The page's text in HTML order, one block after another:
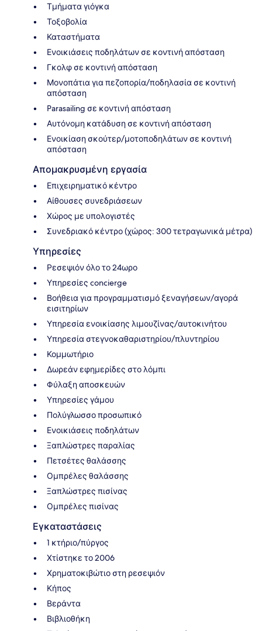
Τμήματα γιόγκα
Τοξοβολία
Καταστήματα
Ενοικιάσεις ποδηλάτων σε κοντινή απόσταση
Γκολφ σε κοντινή απόσταση
Μονοπάτια για πεζοπορία/ποδηλασία σε κοντινή
απόσταση
Parasailing σε κοντινή απόσταση
Αυτόνομη κατάδυση σε κοντινή απόσταση
Ενοικίαση σκούτερ/μοτοποδηλάτων σε κοντινή
απόσταση
Απομακρυσμένη εργασία
Επιχειρηματικό κέντρο
Αίθουσες συνεδριάσεων
Χώρος με υπολογιστές
Συνεδριακό κέντρο (χώρος: 300 τετραγωνικά μέτρα)
Υπηρεσίες
Ρεσεψιόν όλο το 24ωρο
Υπηρεσίες concierge
Βοήθεια για προγραμματισμό ξεναγήσεων/αγορά
εισιτηρίων
Υπηρεσία ενοικίασης λιμουζίνας/αυτοκινήτου
Υπηρεσία στεγνοκαθαριστηρίου/πλυντηρίου
Κομμωτήριο
Δωρεάν εφημερίδες στο λόμπι
Φύλαξη αποσκευών
Υπηρεσίες γάμου
Πολύγλωσσο προσωπικό
Ενοικιάσεις ποδηλάτων
Ξαπλώστρες παραλίας
Πετσέτες θαλάσσης
Ομπρέλες θαλάσσης
Ξαπλώστρες πισίνας
Ομπρέλες πισίνας
Εγκαταστάσεις
1 κτήριο/πύργος
Χτίστηκε το 2006
Χρηματοκιβώτιο στη ρεσεψιόν
Κήπος
Βεράντα
Βιβλιοθήκη